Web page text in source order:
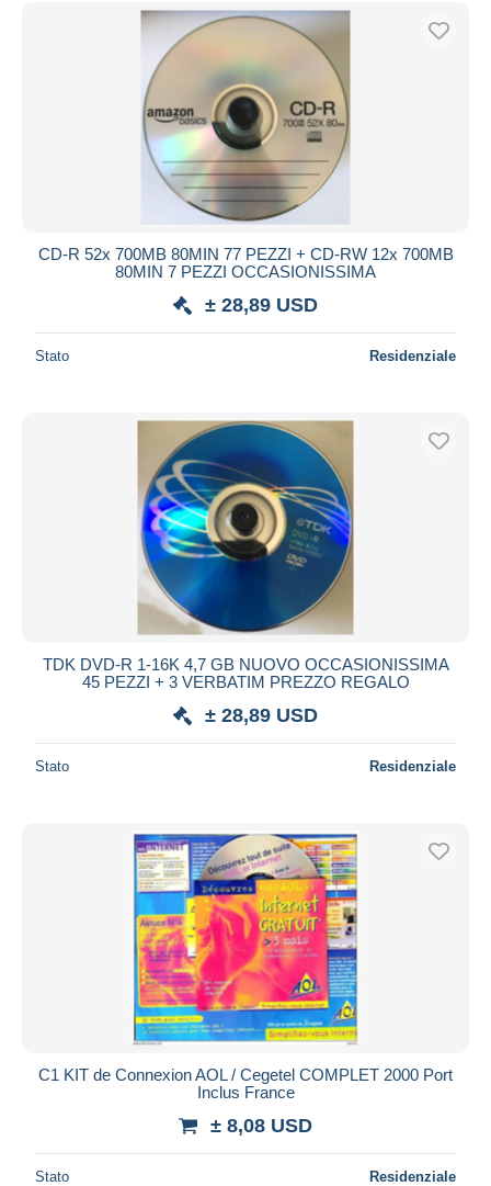
Spedizione gratuita
Metodi di pagamento
PayPal
Bonifico bancario
Visa
Mastercard
Bancontact
Maestro
Residenza del venditore
Aggiorna
CD-R 52x 700MB 80MIN 77 PEZZI + CD-RW 12x 700MB
80MIN 7 PEZZI OCCASIONISSIMA
± 28,89 USD
Stato Residenziale
TDK DVD-R 1-16K 4,7 GB NUOVO OCCASIONISSIMA
45 PEZZI + 3 VERBATIM PREZZO REGALO
± 28,89 USD
Stato Residenziale
C1 KIT de Connexion AOL / Cegetel COMPLET 2000 Port
Inclus France
± 8,08 USD
Stato Residenziale